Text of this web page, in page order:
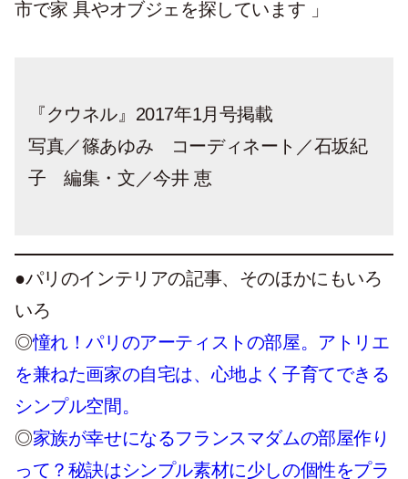
市で家 具やオブジェを探しています 」
『クウネル』2017年1月号掲載
写真／篠あゆみ コーディネート／石坂紀
子 編集・文／今井 恵
●パリのインテリアの記事、そのほかにもいろ
いろ
◎憧れ！パリのアーティストの部屋。アトリエ
を兼ねた画家の自宅は、心地よく子育てできる
シンプル空間。
◎家族が幸せになるフランスマダムの部屋作り
って？秘訣はシンプル素材に少しの個性をプラ